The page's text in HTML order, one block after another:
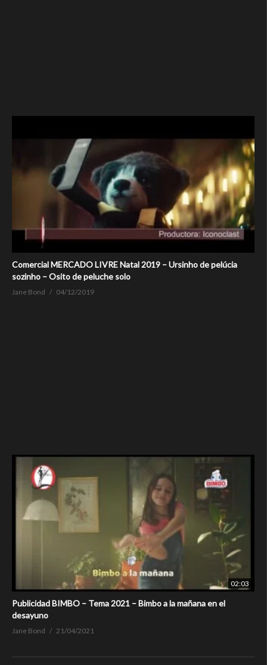
Comercial MERCADO LIVRE Natal 2019 – Ursinho de pelúcia
sozinho – Osito de peluche solo
Jane Bond 04/12/2019
02:03
Publicidad BIMBO – Tema 2021 – Bimbo a la mañana en el
desayuno
Jane Bond 21/04/2021